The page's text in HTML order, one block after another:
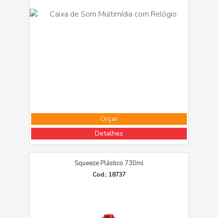
Orçar
Detalhes
Squeeze Plástico 730ml
Cod.: 18737